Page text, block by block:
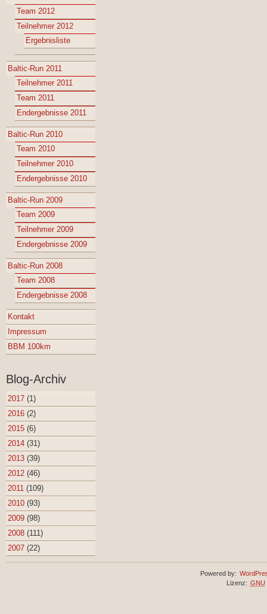
Team 2012
Teilnehmer 2012
Ergebnisliste
Baltic-Run 2011
Teilnehmer 2011
Team 2011
Endergebnisse 2011
Baltic-Run 2010
Team 2010
Teilnehmer 2010
Endergebnisse 2010
Baltic-Run 2009
Team 2009
Teilnehmer 2009
Endergebnisse 2009
Baltic-Run 2008
Team 2008
Endergebnisse 2008
Kontakt
Impressum
BBM 100km
Blog-Archiv
2017 (1)
2016 (2)
2015 (6)
2014 (31)
2013 (39)
2012 (46)
2011 (109)
2010 (93)
2009 (98)
2008 (111)
2007 (22)
Powered by:
Lizenz: GNU